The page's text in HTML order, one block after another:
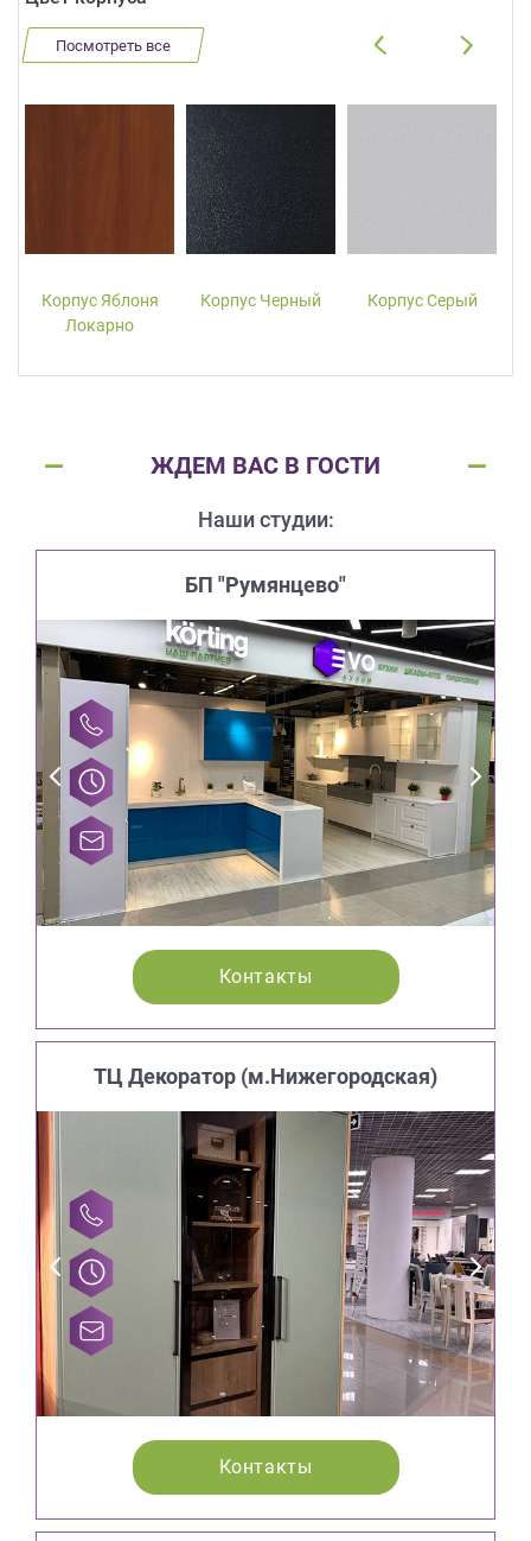
Посмотреть все
Корпус Яблоня
Локарно
Корпус Черный Корпус Серый
ЖДЕМ ВАС В ГОСТИ
Наши студии:
БП "Румянцево"
Контакты
ТЦ Декоратор (м.Нижегородская)
Контакты